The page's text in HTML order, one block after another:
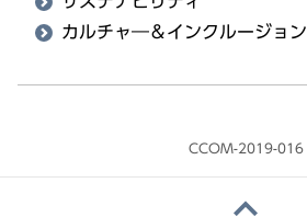
カルチャ―＆インクルージョン
CCOM-2019-016